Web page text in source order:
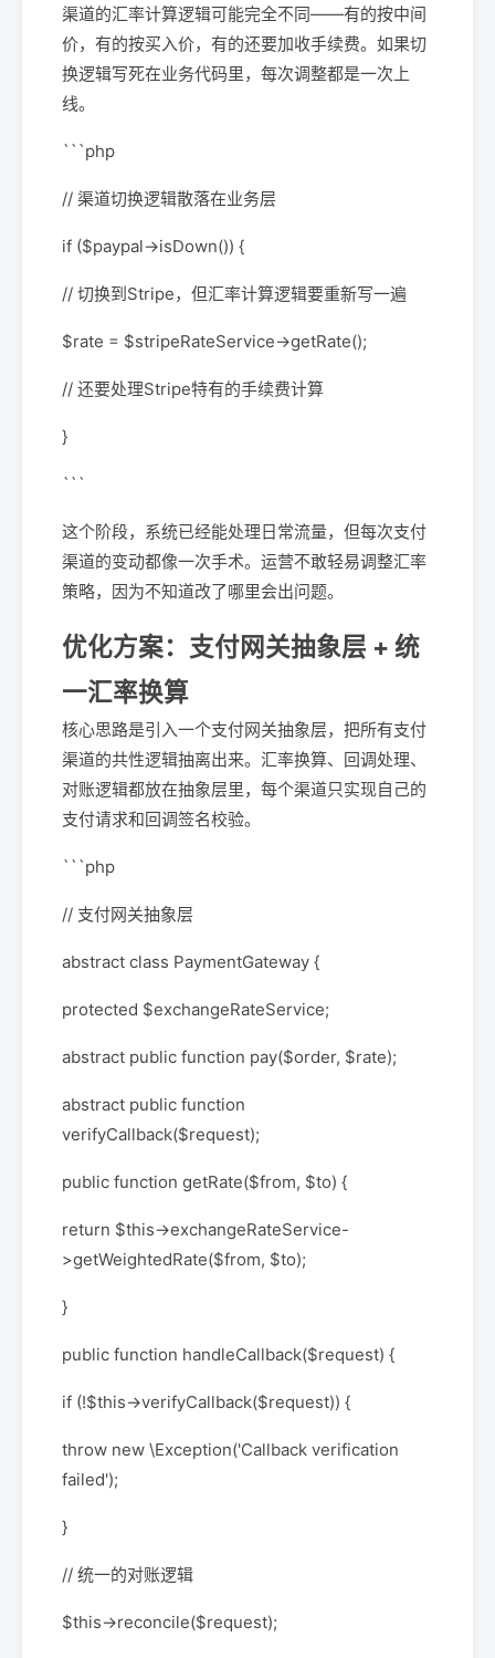
渠道的汇率计算逻辑可能完全不同——有的按中间
价，有的按买入价，有的还要加收手续费。如果切
换逻辑写死在业务代码里，每次调整都是一次上
线。
```php
// 渠道切换逻辑散落在业务层
if ($paypal->isDown()) {
// 切换到Stripe，但汇率计算逻辑要重新写一遍
$rate = $stripeRateService->getRate();
// 还要处理Stripe特有的手续费计算
}
```
这个阶段，系统已经能处理日常流量，但每次支付
渠道的变动都像一次手术。运营不敢轻易调整汇率
策略，因为不知道改了哪里会出问题。
优化方案：支付网关抽象层 + 统
一汇率换算
核心思路是引入一个支付网关抽象层，把所有支付
渠道的共性逻辑抽离出来。汇率换算、回调处理、
对账逻辑都放在抽象层里，每个渠道只实现自己的
支付请求和回调签名校验。
```php
// 支付网关抽象层
abstract class PaymentGateway {
protected $exchangeRateService;
abstract public function pay($order, $rate);
abstract public function
verifyCallback($request);
public function getRate($from, $to) {
return $this->exchangeRateService-
>getWeightedRate($from, $to);
}
public function handleCallback($request) {
if (!$this->verifyCallback($request)) {
throw new \Exception('Callback verification
failed');
}
// 统一的对账逻辑
$this->reconcile($request);